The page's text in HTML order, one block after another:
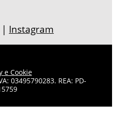
| Instagram
e Cookie
03495790283. REA: PD-